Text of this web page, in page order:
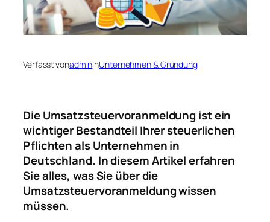
Verfasst vonadmininUnternehmen & Gründung
Die Umsatzsteuervoranmeldung ist ein
wichtiger Bestandteil Ihrer steuerlichen
Pflichten als Unternehmen in
Deutschland. In diesem Artikel erfahren
Sie alles, was Sie über die
Umsatzsteuervoranmeldung wissen
müssen.